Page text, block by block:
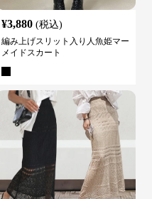
¥3,880 (税込)
編み上げスリット入り人魚姫マー
メイドスカート